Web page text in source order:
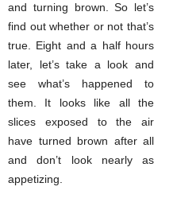
and turning brown. So let’s
find out whether or not that’s
true. Eight and a half hours
later, let’s take a look and
see what’s happened to
them. It looks like all the
slices exposed to the air
have turned brown after all
and don’t look nearly as
appetizing.